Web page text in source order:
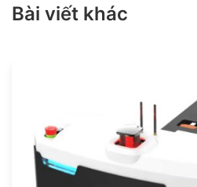
Bài viết khác